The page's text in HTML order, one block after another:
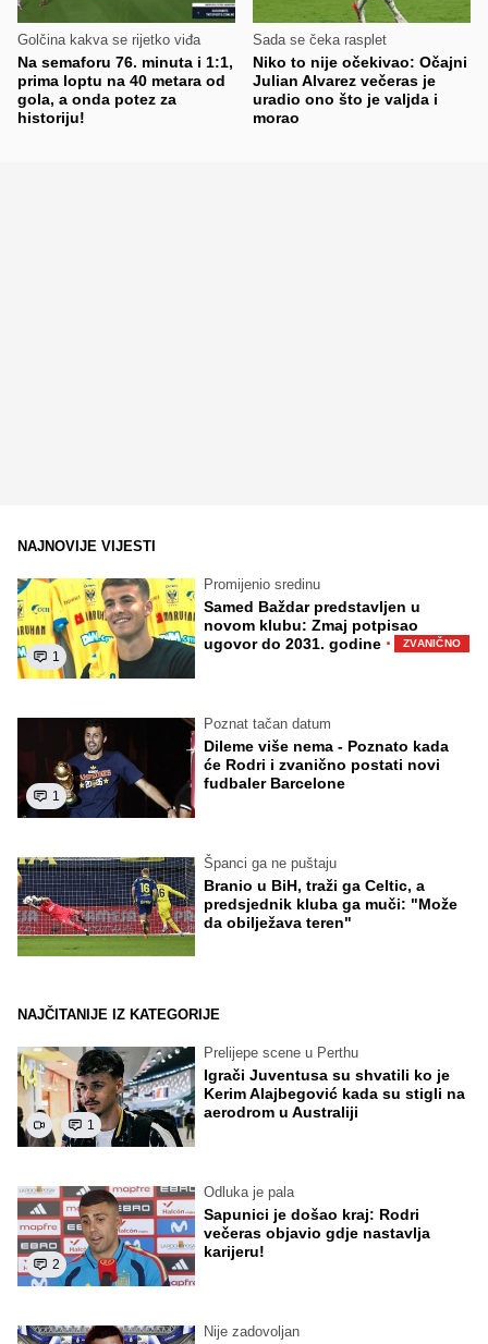
Golčina kakva se rijetko viđa
Na semaforu 76. minuta i 1:1,
prima loptu na 40 metara od
gola, a onda potez za
historiju!
Sada se čeka rasplet
Niko to nije očekivao: Očajni
Julian Alvarez večeras je
uradio ono što je valjda i
morao
NAJNOVIJE VIJESTI
1
Promijenio sredinu
Samed Baždar predstavljen u
novom klubu: Zmaj potpisao
ugovor do 2031. godine · ZVANIČNO
1
Poznat tačan datum
Dileme više nema - Poznato kada
će Rodri i zvanično postati novi
fudbaler Barcelone
Španci ga ne puštaju
Branio u BiH, traži ga Celtic, a
predsjednik kluba ga muči: "Može
da obilježava teren"
NAJČITANIJE IZ KATEGORIJE
1
Prelijepe scene u Perthu
Igrači Juventusa su shvatili ko je
Kerim Alajbegović kada su stigli na
aerodrom u Australiji
2
Odluka je pala
Sapunici je došao kraj: Rodri
večeras objavio gdje nastavlja
karijeru!
Nije zadovoljan